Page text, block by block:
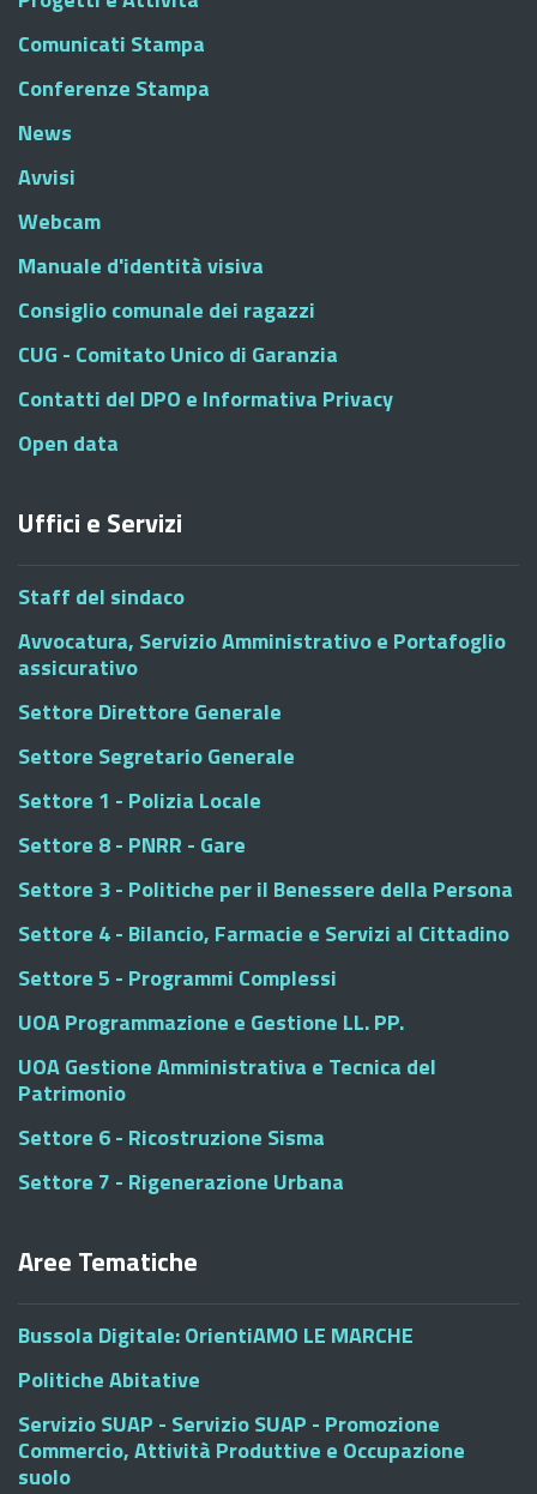
Comunicati Stampa
Conferenze Stampa
News
Avvisi
Webcam
Manuale d'identità visiva
Consiglio comunale dei ragazzi
CUG - Comitato Unico di Garanzia
Contatti del DPO e Informativa Privacy
Open data
Uffici e Servizi
Staff del sindaco
Avvocatura, Servizio Amministrativo e Portafoglio
assicurativo
Settore Direttore Generale
Settore Segretario Generale
Settore 1 - Polizia Locale
Settore 8 - PNRR - Gare
Settore 3 - Politiche per il Benessere della Persona
Settore 4 - Bilancio, Farmacie e Servizi al Cittadino
Settore 5 - Programmi Complessi
UOA Programmazione e Gestione LL. PP.
UOA Gestione Amministrativa e Tecnica del
Patrimonio
Settore 6 - Ricostruzione Sisma
Settore 7 - Rigenerazione Urbana
Aree Tematiche
Bussola Digitale: OrientiAMO LE MARCHE
Politiche Abitative
Servizio SUAP - Servizio SUAP - Promozione
Commercio, Attività Produttive e Occupazione
suolo